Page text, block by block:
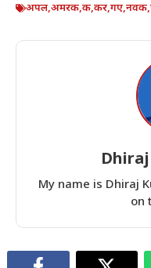
अपल,अमरक,क,कर,गए,नवक,
My name is Dhiraj
on